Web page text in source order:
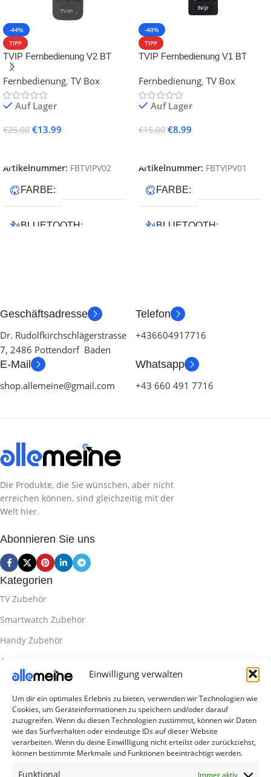
Einwilligung verwalten
Um dir ein optimales Erlebnis zu bieten, verwenden wir Technologien wie
Cookies, um Geräteinformationen zu speichern und/oder darauf
zuzugreifen. Wenn du diesen Technologien zustimmst, können wir Daten
wie das Surfverhalten oder eindeutige IDs auf dieser Website
verarbeiten. Wenn du deine Einwillligung nicht erteilst oder zurückziehst,
können bestimmte Merkmale und Funktionen beeinträchtigt werden.
Funktional Immer aktiv
-44%
TIPP
TVIP Fernbedienung V2 BT
Bluetooth RCU
Fernbedienung, TV Box
Auf Lager
€25.00 €13.99
Artikelnummer: FBTVIPV02
FARBE
BLUETOOTH
LIEFERUMFANG
-40%
TIPP
TVIP Fernbedienung V1 BT
Fernbedienung, TV Box
Auf Lager
€15.00 €8.99
Artikelnummer: FBTVIPV01
FARBE
BLUETOOTH
LIEFERUMFANG
Geschäftsadresse
Dr. Rudolfkirchschlägerstrasse
7, 2486 Pottendorf Baden
Telefon
+436604917716
E-Mail
shop.allemeine@gmail.com
Whatsapp
+43 660 491 7716
Die Produkte, die Sie wünschen, aber nicht
erreichen können, sind gleichzeitig mit der
Welt hier.
Abonnieren Sie uns
Kategorien
TV Zubehör
Smartwatch Zubehör
Handy Zubehör
Airpod Zubehör
Gamingsachen
Useful Links
Aktionen
Blog